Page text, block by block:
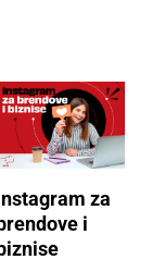
za
brendove i
biznise